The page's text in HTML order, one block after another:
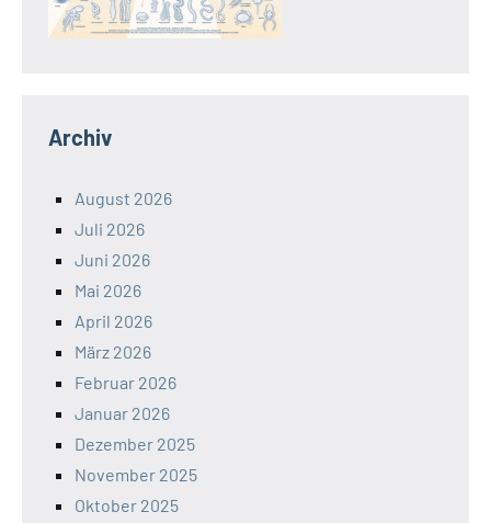
Archiv
August 2026
Juli 2026
Juni 2026
Mai 2026
April 2026
März 2026
Februar 2026
Januar 2026
Dezember 2025
November 2025
Oktober 2025